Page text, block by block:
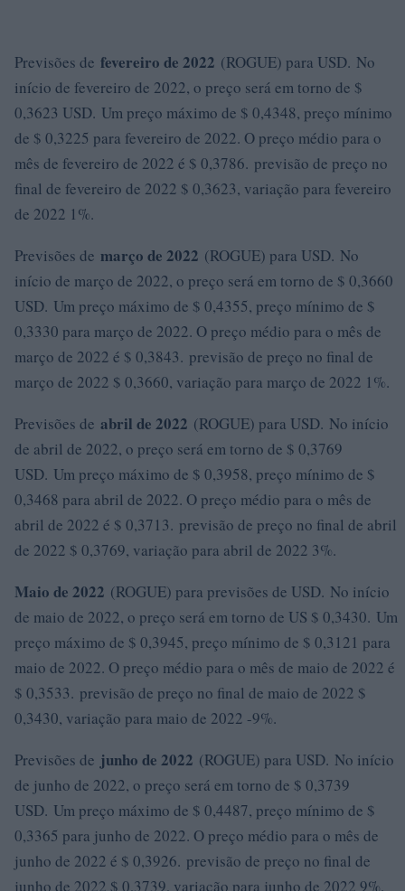
Previsões de fevereiro de 2022 (ROGUE) para USD. No
início de fevereiro de 2022, o preço será em torno de $
0,3623 USD. Um preço máximo de $ 0,4348, preço mínimo
de $ 0,3225 para fevereiro de 2022. O preço médio para o
mês de fevereiro de 2022 é $ 0,3786. previsão de preço no
final de fevereiro de 2022 $ 0,3623, variação para fevereiro
de 2022 1%.
Previsões de março de 2022 (ROGUE) para USD. No
início de março de 2022, o preço será em torno de $ 0,3660
USD. Um preço máximo de $ 0,4355, preço mínimo de $
0,3330 para março de 2022. O preço médio para o mês de
março de 2022 é $ 0,3843. previsão de preço no final de
março de 2022 $ 0,3660, variação para março de 2022 1%.
Previsões de abril de 2022 (ROGUE) para USD. No início
de abril de 2022, o preço será em torno de $ 0,3769
USD. Um preço máximo de $ 0,3958, preço mínimo de $
0,3468 para abril de 2022. O preço médio para o mês de
abril de 2022 é $ 0,3713. previsão de preço no final de abril
de 2022 $ 0,3769, variação para abril de 2022 3%.
Maio de 2022 (ROGUE) para previsões de USD. No início
de maio de 2022, o preço será em torno de US $ 0,3430. Um
preço máximo de $ 0,3945, preço mínimo de $ 0,3121 para
maio de 2022. O preço médio para o mês de maio de 2022 é
$ 0,3533. previsão de preço no final de maio de 2022 $
0,3430, variação para maio de 2022 -9%.
Previsões de junho de 2022 (ROGUE) para USD. No início
de junho de 2022, o preço será em torno de $ 0,3739
USD. Um preço máximo de $ 0,4487, preço mínimo de $
0,3365 para junho de 2022. O preço médio para o mês de
junho de 2022 é $ 0,3926. previsão de preço no final de
junho de 2022 $ 0,3739, variação para junho de 2022 9%.